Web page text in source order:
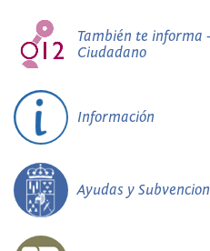
También te informa
Ciudadano
Información
Ayudas y